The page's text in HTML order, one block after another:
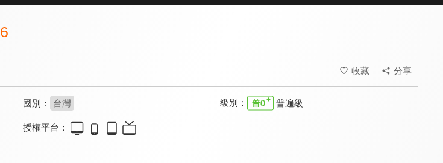
收藏 分享
國別： 台灣 級別： 普遍級
授權平台：